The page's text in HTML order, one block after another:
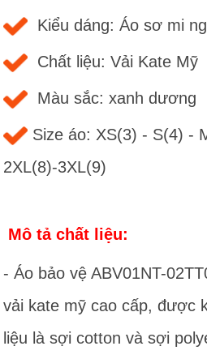
Kiểu dáng: Áo sơ mi
Chất liệu: Vải Kate Mỹ
Màu sắc: xanh dương
Size áo: XS(3) - S(4) -
2XL(8)-3XL(9)
Mô tả chất liệu:
- Áo bảo vệ ABV01NT-
vải kate mỹ cao cấp, được
liệu là sợi cotton và sợi